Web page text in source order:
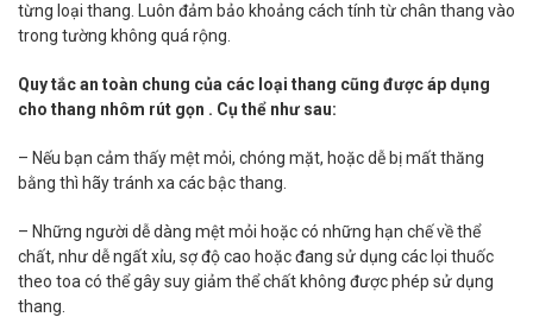
từng loại thang. Luôn đảm bảo khoảng cách tính từ chân thang vào
trong tường không quá rộng.
Quy tắc an toàn chung của các loại thang cũng được áp dụng
cho thang nhôm rút gọn . Cụ thể như sau:
– Nếu bạn cảm thấy mệt mỏi, chóng mặt, hoặc dễ bị mất thăng
bằng thì hãy tránh xa các bậc thang.
– Những người dễ dàng mệt mỏi hoặc có những hạn chế về thể
chất, như dễ ngất xỉu, sợ độ cao hoặc đang sử dụng các lọi thuốc
theo toa có thể gây suy giảm thể chất không được phép sử dụng
thang.